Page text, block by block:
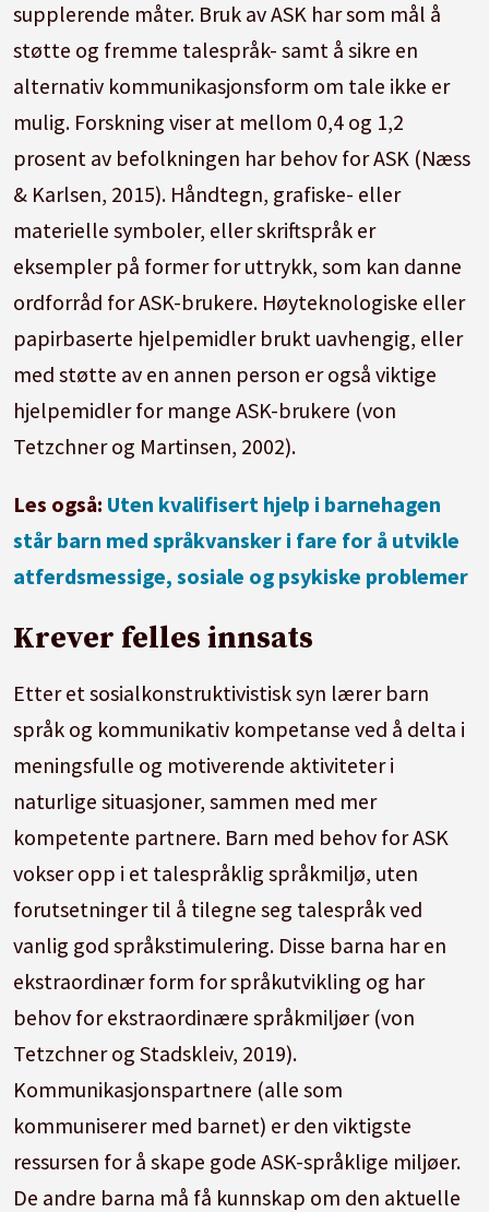
supplerende måter. Bruk av ASK har som mål å
støtte og fremme talespråk- samt å sikre en
alternativ kommunikasjonsform om tale ikke er
mulig. Forskning viser at mellom 0,4 og 1,2
prosent av befolkningen har behov for ASK (Næss
& Karlsen, 2015). Håndtegn, grafiske- eller
materielle symboler, eller skriftspråk er
eksempler på former for uttrykk, som kan danne
ordforråd for ASK-brukere. Høyteknologiske eller
papirbaserte hjelpemidler brukt uavhengig, eller
med støtte av en annen person er også viktige
hjelpemidler for mange ASK-brukere (von
Tetzchner og Martinsen, 2002).
Les også: Uten kvalifisert hjelp i barnehagen
står barn med språkvansker i fare for å utvikle
atferdsmessige, sosiale og psykiske problemer
Krever felles innsats
Etter et sosialkonstruktivistisk syn lærer barn
språk og kommunikativ kompetanse ved å delta i
meningsfulle og motiverende aktiviteter i
naturlige situasjoner, sammen med mer
kompetente partnere. Barn med behov for ASK
vokser opp i et talespråklig språkmiljø, uten
forutsetninger til å tilegne seg talespråk ved
vanlig god språkstimulering. Disse barna har en
ekstraordinær form for språkutvikling og har
behov for ekstraordinære språkmiljøer (von
Tetzchner og Stadskleiv, 2019).
Kommunikasjonspartnere (alle som
kommuniserer med barnet) er den viktigste
ressursen for å skape gode ASK-språklige miljøer.
De andre barna må få kunnskap om den aktuelle